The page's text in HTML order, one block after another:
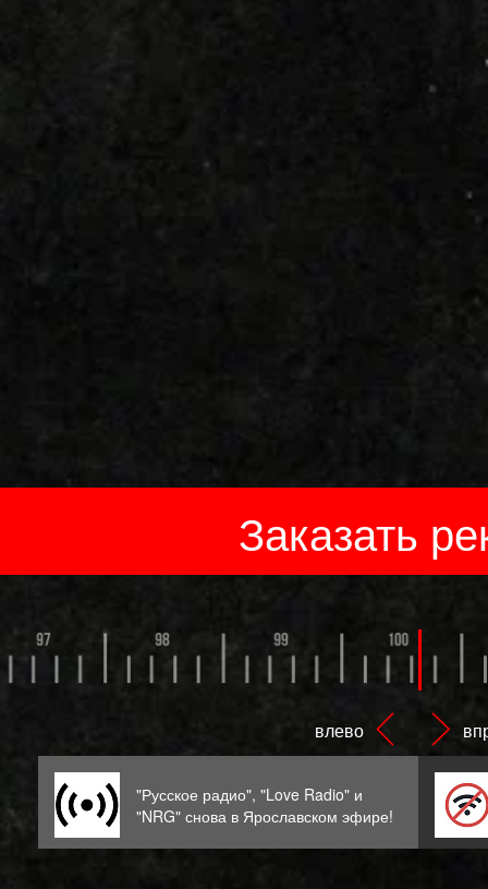
Заказать
"Русское радио", "Love Radio" и
"NRG" снова в Ярославском эфире!